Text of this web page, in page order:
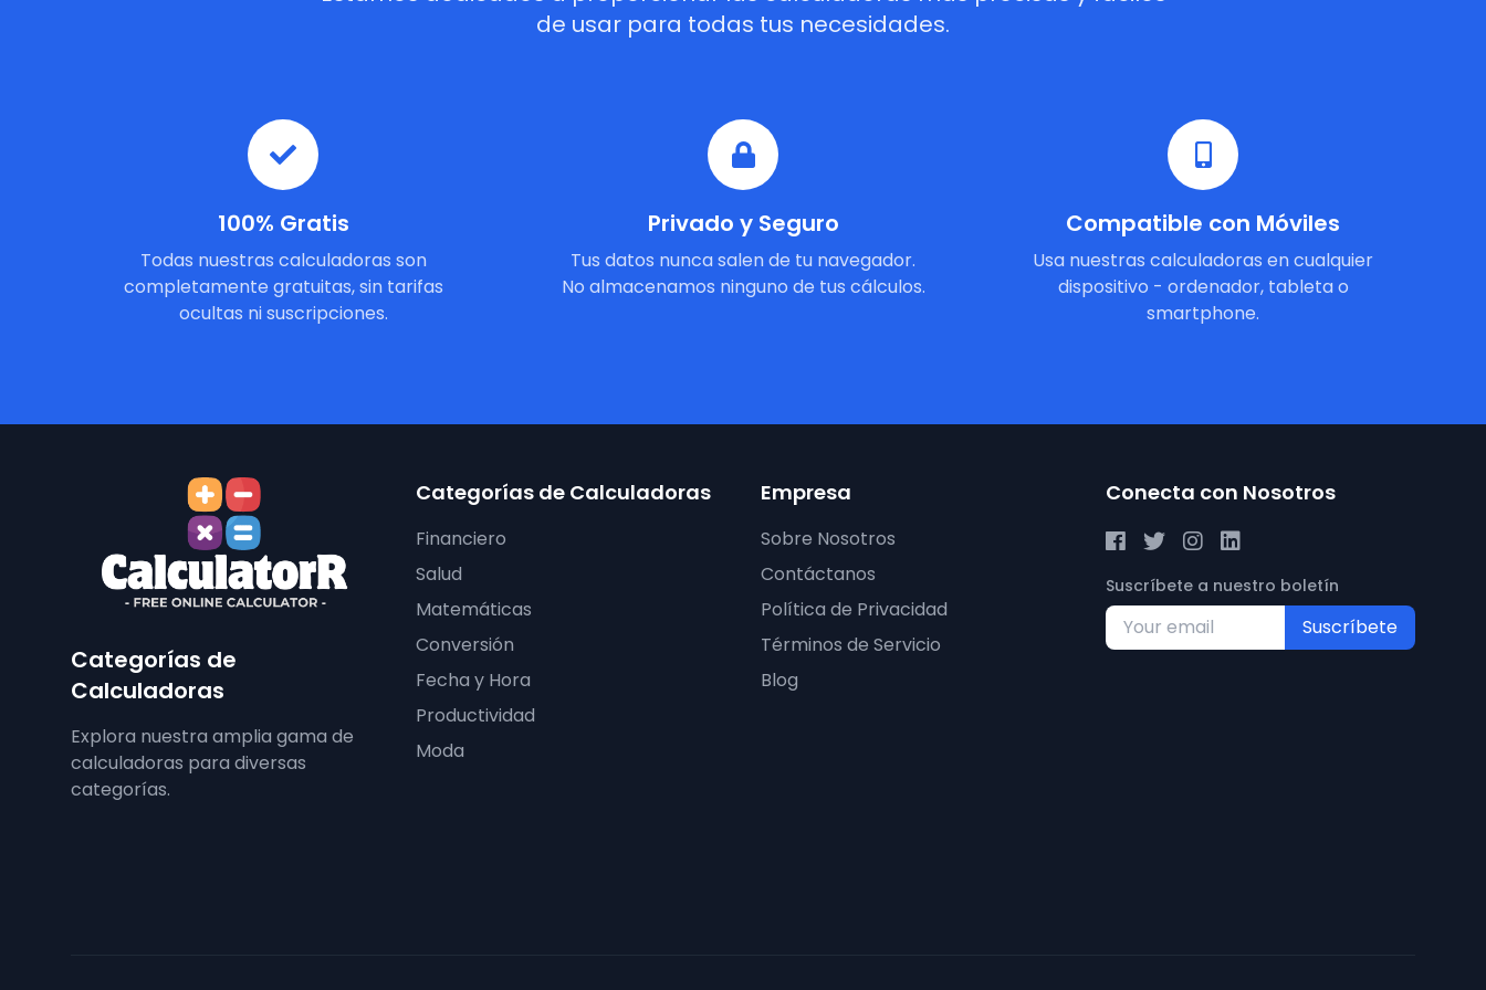
de usar para todas tus necesidades.
100% Gratis
Todas nuestras calculadoras son
completamente gratuitas, sin tarifas
ocultas ni suscripciones.
Privado y Seguro
Tus datos nunca salen de tu navegador.
No almacenamos ninguno de tus cálculos.
Compatible con Móviles
Usa nuestras calculadoras en cualquier
dispositivo - ordenador, tableta o
smartphone.
Categorías de
Calculadoras
Explora nuestra amplia gama de
calculadoras para diversas
categorías.
Categorías de Calculadoras
Financiero
Salud
Matemáticas
Conversión
Fecha y Hora
Productividad
Moda
Empresa
Sobre Nosotros
Contáctanos
Política de Privacidad
Términos de Servicio
Blog
Conecta con Nosotros
Suscríbete a nuestro boletín
Suscríbete